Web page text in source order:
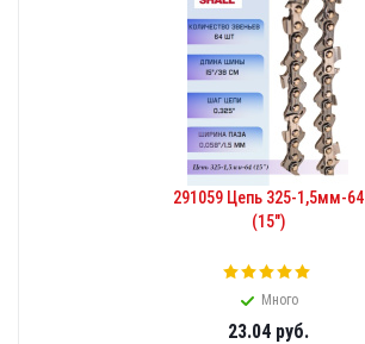
291059 Цепь 325-1,5мм-64
(15")
Много
23.04руб.